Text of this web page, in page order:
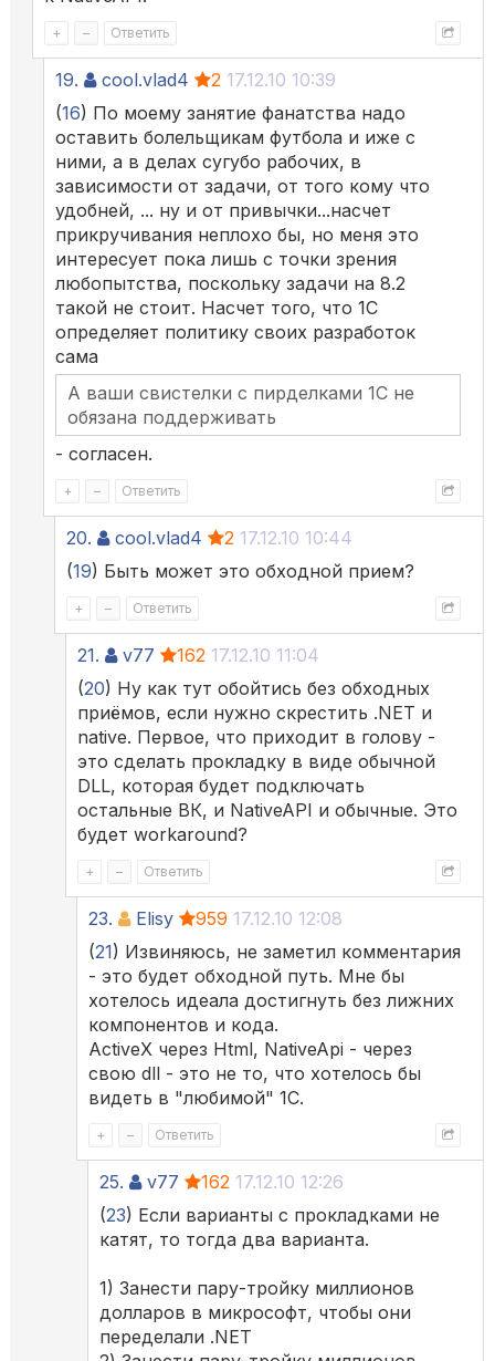
+ – Ответить
19. cool.vlad4 2 17.12.10 10:39
(16) По моему занятие фанатства надо
оставить болельщикам футбола и иже с
ними, а в делах сугубо рабочих, в
зависимости от задачи, от того кому что
удобней, ... ну и от привычки...насчет
прикручивания неплохо бы, но меня это
интересует пока лишь с точки зрения
любопытства, поскольку задачи на 8.2
такой не стоит. Насчет того, что 1С
определяет политику своих разработок
сама
А ваши свистелки с пирделками 1С не
обязана поддерживать
- согласен.
+ – Ответить
20. cool.vlad4 2 17.12.10 10:44
(19) Быть может это обходной прием?
+ – Ответить
21. v77 162 17.12.10 11:04
(20) Ну как тут обойтись без обходных
приёмов, если нужно скрестить .NET и
native. Первое, что приходит в голову -
это сделать прокладку в виде обычной
DLL, которая будет подключать
остальные ВК, и NativeAPI и обычные. Это
будет workaround?
+ – Ответить
23. Elisy 959 17.12.10 12:08
(21) Извиняюсь, не заметил комментария
- это будет обходной путь. Мне бы
хотелось идеала достигнуть без лижних
компонентов и кода.
ActiveX через Html, NativeApi - через
свою dll - это не то, что хотелось бы
видеть в "любимой" 1С.
+ – Ответить
25. v77 162 17.12.10 12:26
(23) Если варианты с прокладками не
катят, то тогда два варианта.
1) Занести пару-тройку миллионов
долларов в микрософт, чтобы они
переделали .NET